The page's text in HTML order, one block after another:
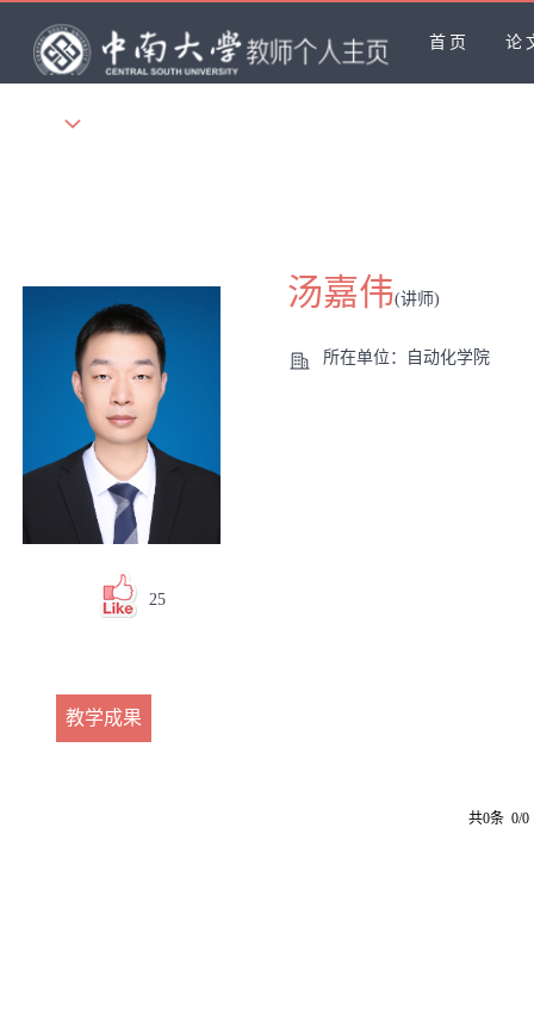
首页 论
25
汤嘉伟(讲师)
所在单位：自动化学院
教学成果
共0条 0/0